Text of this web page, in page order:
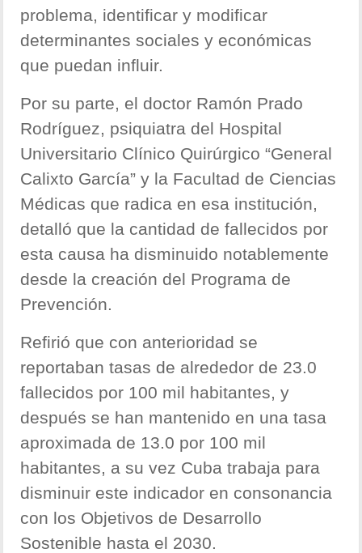
problema, identificar y modificar
determinantes sociales y económicas
que puedan influir.
Por su parte, el doctor Ramón Prado
Rodríguez, psiquiatra del Hospital
Universitario Clínico Quirúrgico “General
Calixto García” y la Facultad de Ciencias
Médicas que radica en esa institución,
detalló que la cantidad de fallecidos por
esta causa ha disminuido notablemente
desde la creación del Programa de
Prevención.
Refirió que con anterioridad se
reportaban tasas de alrededor de 23.0
fallecidos por 100 mil habitantes, y
después se han mantenido en una tasa
aproximada de 13.0 por 100 mil
habitantes, a su vez Cuba trabaja para
disminuir este indicador en consonancia
con los Objetivos de Desarrollo
Sostenible hasta el 2030.